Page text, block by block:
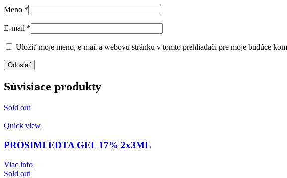
Meno *
E-mail *
Uložiť moje meno, e-mail a webovú stránku v tomto prehliadači pre moje budúce
Súvisiace produkty
Sold out
Quick view
PROSIMI EDTA GEL 17% 2x3ML
Viac info
Sold out